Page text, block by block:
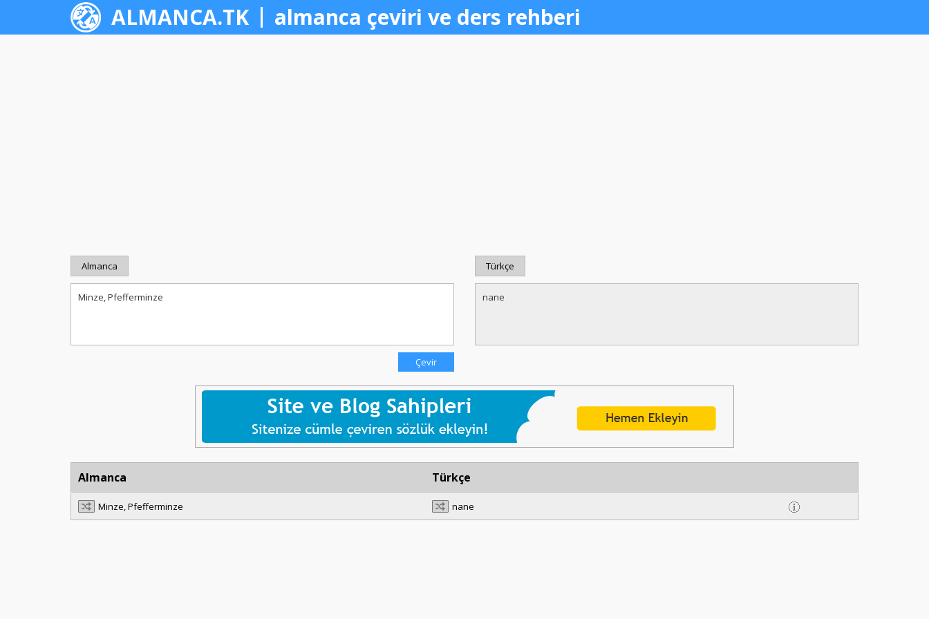
ALMANCA.TK almanca çeviri ve ders rehberi
Almanca Türkçe
Almanca Türkçe
Minze, Pfefferminze nane